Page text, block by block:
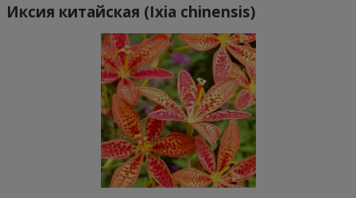
Иксия китайская (Ixia chinensis)